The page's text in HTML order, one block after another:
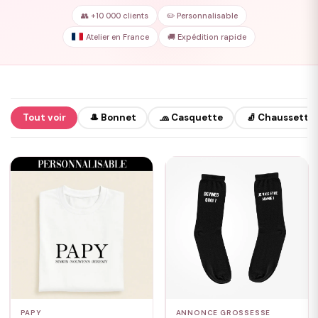
👥 +10 000 clients ✏️ Personnalisable
Atelier en France 🚚 Expédition rapide
Tout voir 🎩 Bonnet 🧢 Casquette 🧦
PAPY ANNONCE GROSSESSE